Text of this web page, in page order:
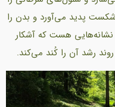
پدید می‌آورد و بدن را
هست كه آشکار